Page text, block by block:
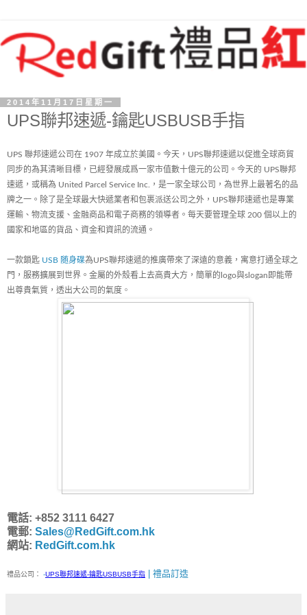
2014年11月17日星期一
UPS聯邦速遞-鑰匙USBUSB手指
UPS 聯邦速遞公司在 1907 年成立於美國。今天，UPS聯邦速遞以促進全球商貿
同步的為其清晰目標，已經發展成爲一家市值數十億元的公司。今天的 UPS聯邦
速遞，或稱為 United Parcel Service Inc.，是一家全球公司，為世界上最著名的品
牌之一。除了是全球最大快遞業者和包裹派送公司之外，UPS聯邦速遞也是專業
運輸、物流支援、金融商品和電子商務的領導者。每天要管理全球 200 個以上的
國家和地區的貨品、資金和資訊的流通。
一款鎖匙 USB 随身碟為UPS聯邦速遞的推廣帶來了深遠的意義，寓意打通全球之
門，服務擴展到世界。金屬的外殼看上去高貴大方，簡單的logo與slogan即能帶
出尊貴氣質，透出大公司的氣度 。
電話: +852 3111 6427
電郵: Sales@RedGift.com.hk
網站: RedGift.com.hk
禮品公司： -UPS聯邦速遞-鑰匙USBUSB手指 | 禮品訂造